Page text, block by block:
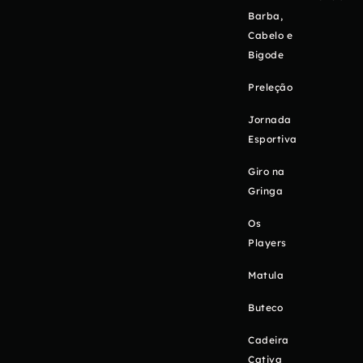
Barba,
Cabelo e
Bigode
Preleção
Jornada
Esportiva
Giro na
Gringa
Os
Players
Matula
Buteco
Cadeira
Cativa